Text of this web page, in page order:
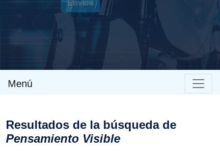
Envíos
Menú
Resultados de la búsqueda de
Pensamiento Visible